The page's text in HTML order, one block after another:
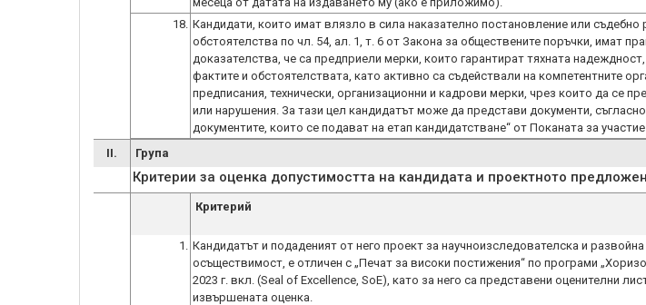
18. Кандидати, които имат влязло в сила наказателно постановление или съдебно
обстоятелства по чл. 54, ал. 1, т. 6 от Закона за обществените поръчки, имат
доказателства, че са предприели мерки, които гарантират тяхната
фактите и обстоятелствата, като активно са съдействали на компетентните
предписания, технически, организационни и кадрови мерки, чрез които да се
или нарушения. За тази цел кандидатът може да представи документи, съгласно
документите, които се подават на етап кандидатстване“ от Поканата за
II. Група
Критерии за оценка допустимостта на кандидата и проектното
Критерий
1. Кандидатът и подаденият от него проект за научноизследователска и
осъществимост, е отличен с „Печат за високи постижения“ по програми
2023 г. вкл. (Seal of Excellence, SoE), като за него са представени оценителни
извършената оценка.